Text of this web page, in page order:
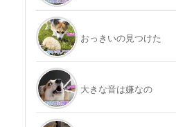
おっきいの見つけた
大きな音は嫌なの